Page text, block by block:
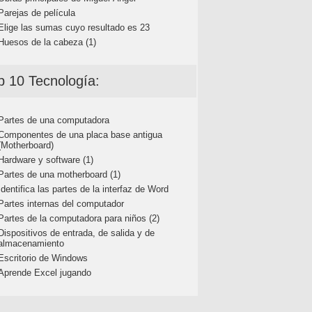
de película
las sumas cuyo resultado es 23
de la cabeza (1)
10 Tecnología:
de una computadora
de una placa base antigua
y software (1)
de una motherboard (1)
las partes de la interfaz de Word
internas del computador
de la computadora para niños (2)
de entrada, de salida y de
de Windows
Excel jugando